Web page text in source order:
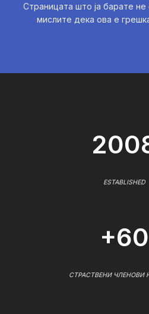
Страницата што ја барате
мислите дека ова е
ESTABLISHED
+60
СТРАСТВЕНИ ЧЛЕНОВИ